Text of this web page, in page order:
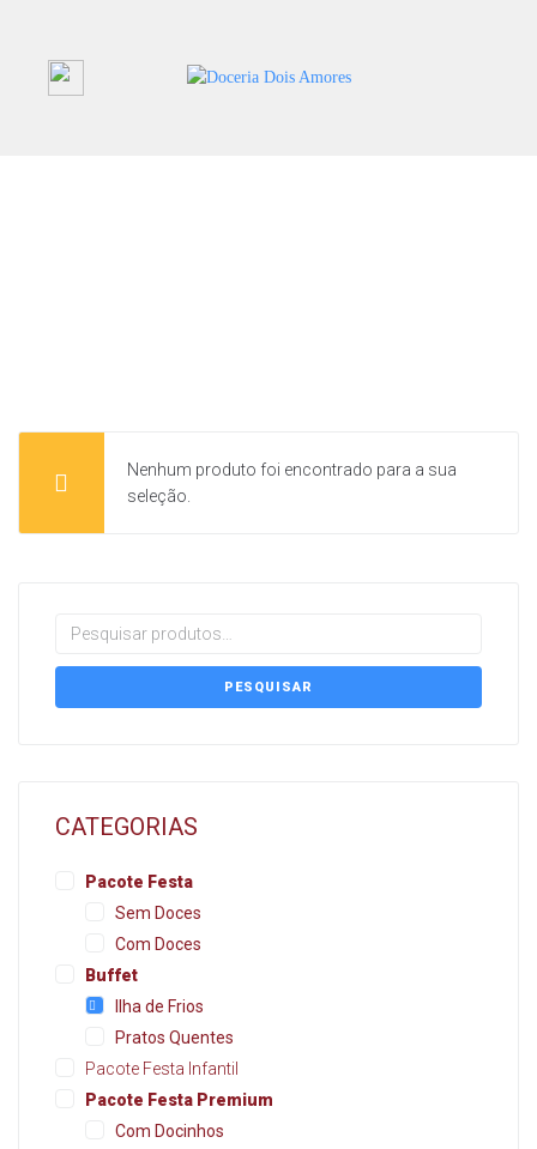
Nenhum produto foi encontrado para a sua
seleção.
PESQUISAR
CATEGORIAS
Pacote Festa
Sem Doces
Com Doces
Buffet
Ilha de Frios
Pratos Quentes
Pacote Festa Infantil
Pacote Festa Premium
Com Docinhos